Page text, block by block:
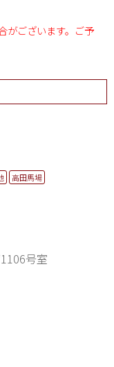
がございます。ご予
高田馬場
号室